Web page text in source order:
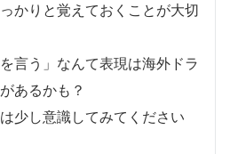
かりと覚えておくことが大切
言う」なんて表現は海外ドラ
あるかも？
少し意識してみてください